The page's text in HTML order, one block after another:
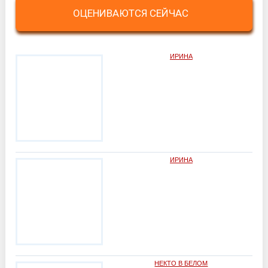
ОЦЕНИВАЮТСЯ СЕЙЧАС
ИРИНА
ИРИНА
НЕКТО В БЕЛОМ